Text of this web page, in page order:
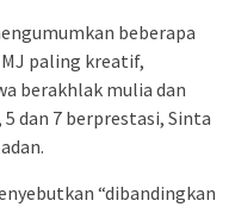
beberapa
paling kreatif,
berakhlak mulia dan
dan 7 berprestasi, Sinta
“dibandingkan